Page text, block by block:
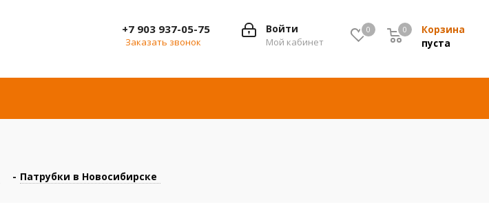
0 Корзина
0
пуста
0
Войти
Мой кабинет
+7 903 937-05-75
Заказать звонок
- Патрубки в Новосибирске